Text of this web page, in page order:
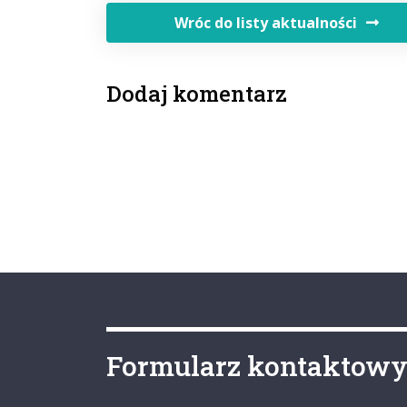
Wróc do listy aktualności
Dodaj komentarz
Formularz kontaktowy